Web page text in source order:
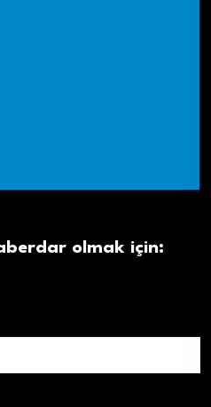
olmak için: